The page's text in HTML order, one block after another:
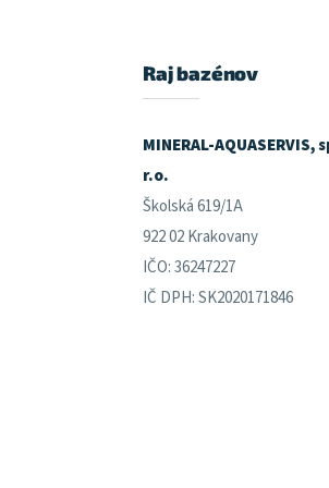
Raj bazénov
MINERAL-AQUASERVIS,
r.o.
Školská 619/1A
922 02 Krakovany
IČO: 36247227
IČ DPH: SK2020171846